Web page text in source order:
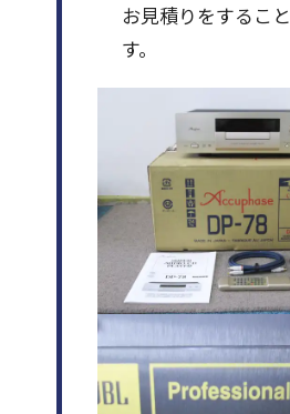
お見積りをするこ
す。